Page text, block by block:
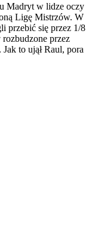
Madryt w lidze oczy
Ligę Mistrzów. W
przebić się przez 1/8
rozbudzone przez
to ujął Raul, pora